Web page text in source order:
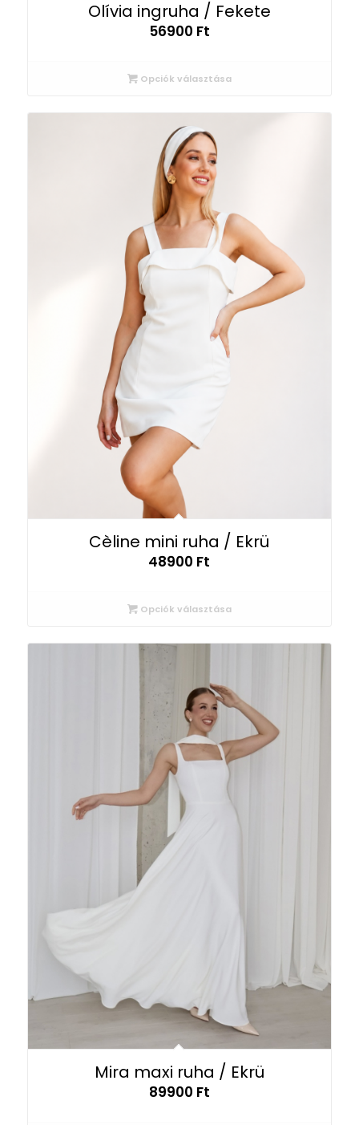
Olívia ingruha / Fekete
56900 Ft
Opciók választása
Cèline mini ruha / Ekrü
48900 Ft
Opciók választása
Mira maxi ruha / Ekrü
89900 Ft